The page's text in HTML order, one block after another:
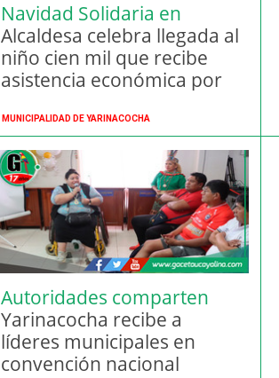
Navidad Solidaria en
Yarinacocha.
Alcaldesa celebra llegada al
niño cien mil que recibe
asistencia económica por
MUNICIPALIDAD DE YARINACOCHA
Autoridades comparten
experiencias
Yarinacocha recibe a
líderes municipales en
convención nacional